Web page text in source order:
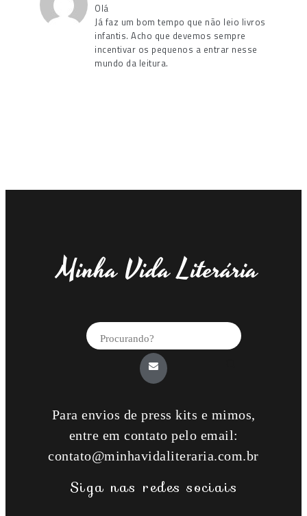
Olá
Já faz um bom tempo que não leio livros
infantis. Acho que devemos sempre
incentivar os pequenos a entrar nesse
mundo da leitura.
Minha Vida Literária
Para envios de press kits e mimos,
entre em contato pelo email:
contato@minhavidaliteraria.com.br
Siga nas redes sociais